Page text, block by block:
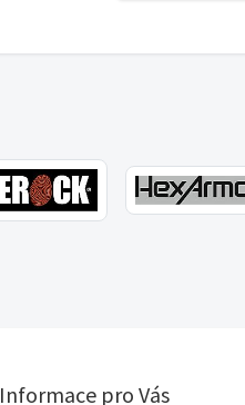
Informace pro Vás